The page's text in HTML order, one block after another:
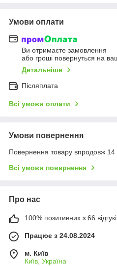
Умови оплати
Ви отримаєте замовлення
або гроші повернуться на
Детальніше
Післяплата
Всі умови оплати
Умови повернення
Повернення товару впродовж 14
Всі умови повернення
Про нас
100% позитивних з 66
Працює з 24.08.2024
м. Київ
Київ, Україна